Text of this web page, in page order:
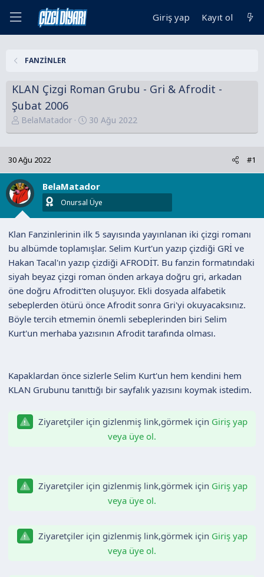
Giriş yap Kayıt ol
FANZİNLER
KLAN Çizgi Roman Grubu - Gri & Afrodit -
Şubat 2006
K
o
u
y
u
B
a
l
a
t
a
n
BelaMatador
B
a
a
n
g
ı
t
a
r
i
h
i
30 Ağu 2022
30 Ağu 2022 #1
BelaMatador
Onursal Üye
Klan Fanzinlerinin ilk 5 sayısında yayınlanan iki çizgi romanı
bu albümde toplamışlar. Selim Kurt'un yazıp çizdiği GRİ ve
Hakan Tacal'ın yazıp çizdiği AFRODİT. Bu fanzin formatındaki
siyah beyaz çizgi roman önden arkaya doğru gri, arkadan
öne doğru Afrodit'ten oluşuyor. Ekli dosyada alfabetik
sebeplerden ötürü önce Afrodit sonra Gri'yi okuyacaksınız.
Böyle tercih etmemin önemli sebeplerinden biri Selim
Kurt'un merhaba yazısının Afrodit tarafında olması.
Kapaklardan önce sizlerle Selim Kurt'un hem kendini hem
KLAN Grubunu tanıttığı bir sayfalık yazısını koymak istedim.
Ziyaretçiler için gizlenmiş link,görmek için Giriş yap
veya üye ol.
Ziyaretçiler için gizlenmiş link,görmek için Giriş yap
veya üye ol.
Ziyaretçiler için gizlenmiş link,görmek için Giriş yap
veya üye ol.